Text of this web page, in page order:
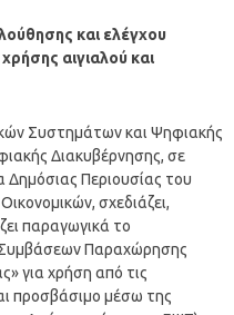
και ελέγχου
αιγιαλού και
Συστημάτων και Ψηφιακής
Διακυβέρνησης, σε
Δημόσιας Περιουσίας του
σχεδιάζει,
παραγωγικά το
Παραχώρησης
για χρήση από τις
προσβάσιμο μέσω της